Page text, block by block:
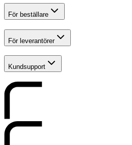
För beställare
För leverantörer
Kundsupport